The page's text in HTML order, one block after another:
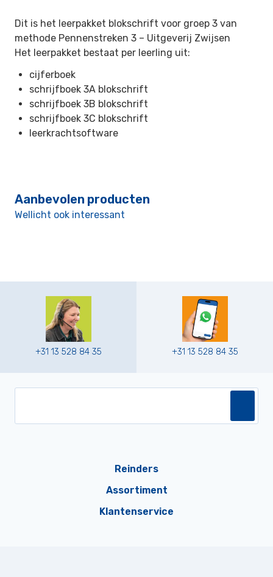
Dit is het leerpakket blokschrift voor groep 3 van
methode Pennenstreken 3 – Uitgeverij Zwijsen
Het leerpakket bestaat per leerling uit:
cijferboek
schrijfboek 3A blokschrift
schrijfboek 3B blokschrift
schrijfboek 3C blokschrift
leerkrachtsoftware
Aanbevolen producten
Wellicht ook interessant
+31 13 528 84 35 +31 13 528 84 35
Reinders
Assortiment
Klantenservice